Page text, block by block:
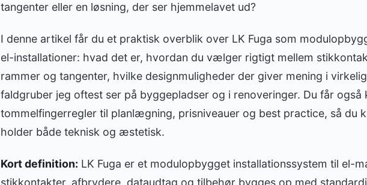
tangenter eller en løsning, der ser hjemmelavet ud?
I denne artikel får du et praktisk overblik over LK Fuga som
el-installationer: hvad det er, hvordan du vælger rigtigt mellem
rammer og tangenter, hvilke designmuligheder der giver mening i
faldgruber jeg oftest ser på byggepladser og i renoveringer. Du får også
tommelfingerregler til planlægning, prisniveauer og best practice, så du
holder både teknisk og æstetisk.
Kort definition: LK Fuga er et modulopbygget installationssystem til el-
stikkontakter, afbrydere, dataudtag og tilbehør bygges op med